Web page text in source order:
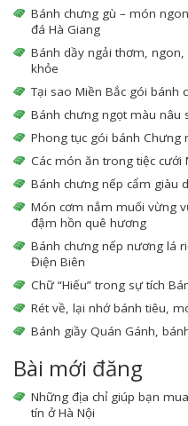
Bánh chưng gù – món
đá Hà Giang
Bánh dầy ngải thơm,
khỏe
Tại sao Miền Bắc gói bánh
Bánh chưng ngọt màu nâu
Phong tục gói bánh Chưng
Các món ăn trong tiệc cưới
Bánh chưng nếp cẩm giàu
Món cơm nắm muối vừng
đậm hồn quê hương
Bánh chưng nếp nương lá
Điện Biên
Chữ “Hiếu” trong sự tích
Rét về, lại nhớ bánh tiêu,
Bánh giầy Quán Gánh,
Bài mới đăng
Những địa chỉ giúp bạn
tín ở Hà Nội